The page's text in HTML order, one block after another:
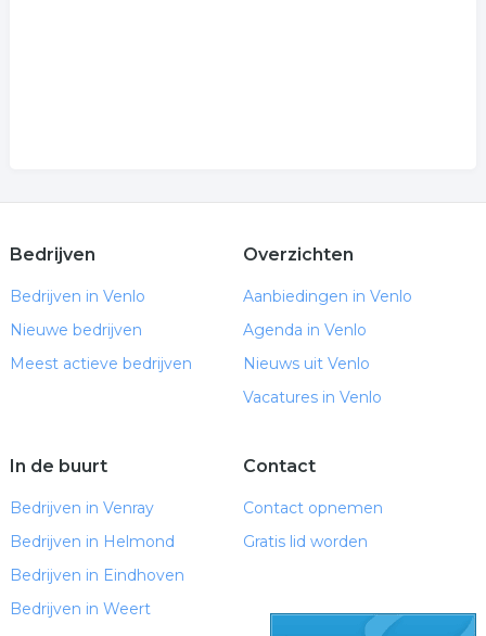
Bedrijven
Bedrijven in Venlo
Nieuwe bedrijven
Meest actieve bedrijven
Overzichten
Aanbiedingen in Venlo
Agenda in Venlo
Nieuws uit Venlo
Vacatures in Venlo
In de buurt
Bedrijven in Venray
Bedrijven in Helmond
Bedrijven in Eindhoven
Bedrijven in Weert
Contact
Contact opnemen
Gratis lid worden